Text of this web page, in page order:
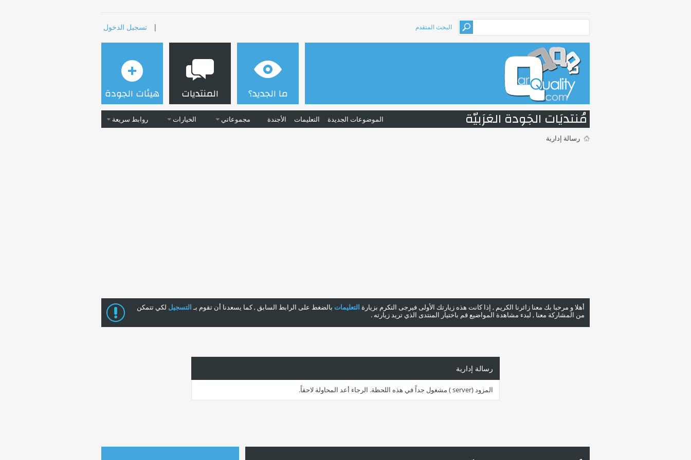
البحث المتقدم | تسجيل الدخول
ما الجديد؟ المنتديات
الموضوعات الجديدة التعليمات الأجندة مجموعاتي الخيارات روابط سريعة
هيئات الجودة
مُنتديَات الجَودة العَرَبيّة
رسالة إدارية
أهلا و مرحبا بك معنا زائرنا الكريم , إذا كانت هذه زيارتك الأولى فيرجى التكرم بزيارة التعليمات بالضغط على الرابط السابق , كما يسعدنا أن تقوم بـالتسجيل لكي تتمكن
من المشاركة معنا , لبدء مشاهدة المواضيع قم باختيار المنتدى الذي تريد زيارته .
رسالة إدارية
المزود (server ) مشغول جداً في هذه اللحظة. الرجاء أعد المحاولة لاحقاً.